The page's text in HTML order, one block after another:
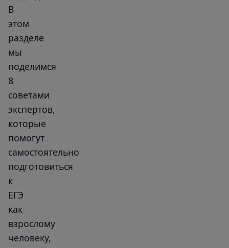
В
этом
разделе
мы
поделимся
8
советами
экспертов,
которые
помогут
самостоятельно
подготовиться
к
ЕГЭ
как
взрослому
человеку,